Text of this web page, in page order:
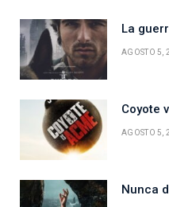
La
AGOSTO 5,
Coyote
AGOSTO 5,
Nunca